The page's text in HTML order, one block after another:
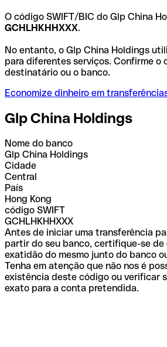
O código SWIFT/BIC do Glp China
GCHLHKHHXXX.
No entanto, o Glp China Holdings
para diferentes serviços. Confirme o
destinatário ou o banco.
Economize dinheiro em
Glp China Holdings
Nome do banco
Glp China Holdings
Cidade
Central
País
Hong Kong
código SWIFT
GCHLHKHHXXX
Antes de iniciar uma transferência
partir do seu banco, certifique-se de
exatidão do mesmo junto do banco
Tenha em atenção que não nos é
existência deste código ou verificar
exato para a conta pretendida.